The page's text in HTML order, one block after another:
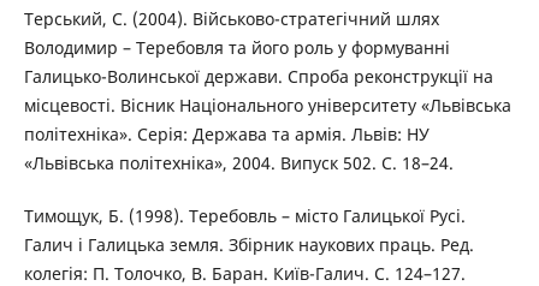
Терський, С. (2004). Військово-стратегічний шлях
Володимир – Теребовля та його роль у формуванні
Галицько-Волинської держави. Спроба реконструкції на
місцевості. Вісник Національного університету «Львівська
політехніка». Серія: Держава та армія. Львів: НУ
«Львівська політехніка», 2004. Випуск 502. С. 18–24.
Тимощук, Б. (1998). Теребовль – місто Галицької Русі.
Галич і Галицька земля. Збірник наукових праць. Ред.
колегія: П. Толочко, В. Баран. Київ-Галич. С. 124–127.